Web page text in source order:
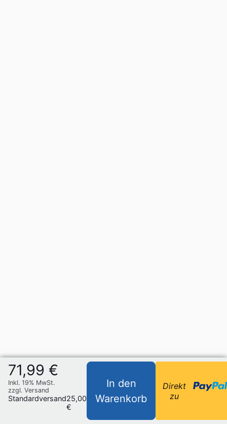
71,99 €
Inkl. 19% MwSt.
zzgl. Versand
Standardversand25,00
€
In den
Warenkorb
Direkt
zu